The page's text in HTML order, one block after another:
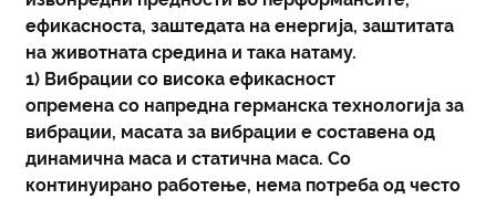
ефикасноста, заштедата на енергија, заштитата
на животната средина и така натаму.
1) Вибрации со висока ефикасност
опремена со напредна германска технологија за
вибрации, масата за вибрации е составена од
динамична маса и статична маса. Со
континуирано работење, нема потреба од често